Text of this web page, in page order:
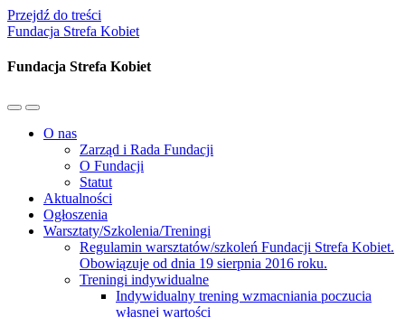
Przejdź do treści
Fundacja Strefa Kobiet
Fundacja Strefa Kobiet
Przełącz
mobilne
Przełącz
pole
wyszukiwania
O nas
Zarząd i Rada Fundacji
O Fundacji
Statut
Aktualności
Ogłoszenia
Warsztaty/Szkolenia/Treningi
Regulamin warsztatów/szkoleń Fundacji Strefa Kobiet.
Obowiązuje od dnia 19 sierpnia 2016 roku.
Treningi indywidualne
Indywidualny trening wzmacniania poczucia
własnej wartości